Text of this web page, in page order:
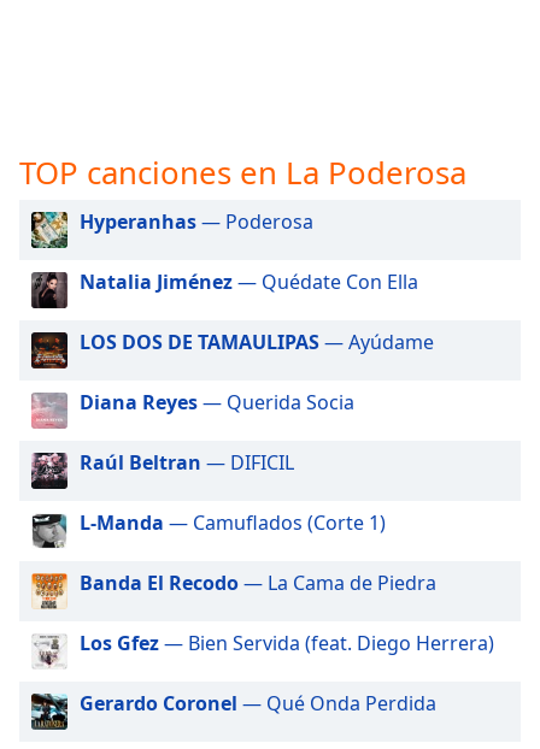
settings
subtitles
off
selected
Track
in-
Picture
Fullscreen
This
modal
window.
Beginning
dialog
window.
TOP canciones en La Poderosa
Hyperanhas— Poderosa
Natalia Jiménez— Quédate Con Ella
LOS DOS DE TAMAULIPAS— Ayúdame
Diana Reyes— Querida Socia
Raúl Beltran — DIFICIL
L-Manda — Camuflados (Corte 1)
Banda El Recodo— La Cama de Piedra
Los Gfez— Bien Servida (feat. Diego Herrera)
Gerardo Coronel — Qué Onda Perdida